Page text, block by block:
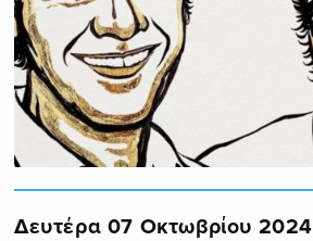
Δευτέρα 07 Οκτωβρίου 2024